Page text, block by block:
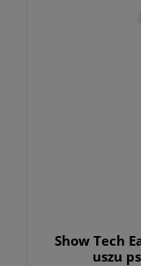
Show Tech
uszu